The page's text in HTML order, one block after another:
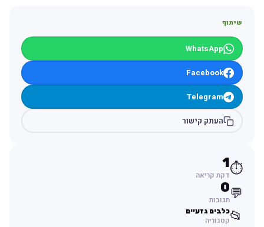
שיתוף
WhatsApp
Facebook
Telegram
העתק קישור
⏱️
1
דקת קריאה
💬
0
תגובות
📂כלבים גזעיים
קטגוריה